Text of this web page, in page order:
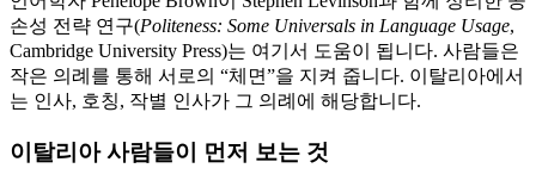
손성 전략 연구(Politeness: Some Universals in Language Usage,
Cambridge University Press)는 여기서 도움이 됩니다. 사람들은
작은 의례를 통해 서로의 “체면”을 지켜 줍니다. 이탈리아에서
는 인사, 호칭, 작별 인사가 그 의례에 해당합니다.
이탈리아 사람들이 먼저 보는 것